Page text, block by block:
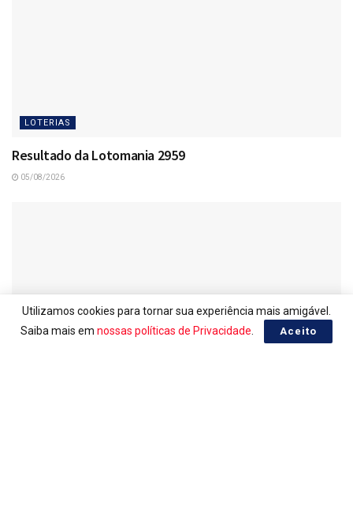
LOTERIAS
Resultado da Lotomania 2959
05/08/2026
Utilizamos cookies para tornar sua experiência mais amigável.
Saiba mais em nossas políticas de Privacidade Aceito